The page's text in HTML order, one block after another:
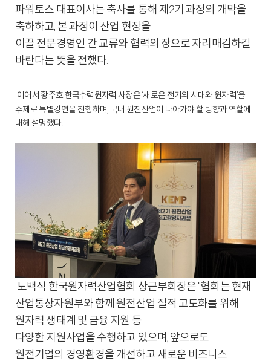
파워토스 대표이사는 축사를 통해 제2기 과정의 개막을
축하하고, 본 과정이 산업 현장을
이끌 전문경영인 간 교류와 협력의 장으로 자리매김하길
바란다는 뜻을 전했다.
이어서 황주호 한국수력원자력 사장은 ‘새로운 전기의 시대와 원자력’을
주제로 특별강연을 진행하며, 국내 원전산업이 나아가야 할 방향과 역할에
대해 설명했다.
노백식 한국원자력산업협회 상근부회장은 "협회는 현재
산업통상자원부와 함께 원전산업 질적 고도화를 위해
원자력 생태계 및 금융 지원 등
다양한 지원사업을 수행하고 있으며, 앞으로도
원전기업의 경영환경을 개선하고 새로운 비즈니스